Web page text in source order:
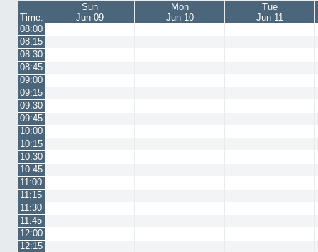
Time:
Sun
Jun 09
Mon
Jun 10
Tue
Jun 11
08:00
08:15
08:30
08:45
09:00
09:15
09:30
09:45
10:00
10:15
10:30
10:45
11:00
11:15
11:30
11:45
12:00
12:15